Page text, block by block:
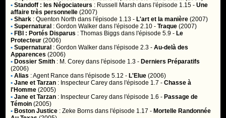
• Standoff : les Négociateurs : Russell Marsh dans l'épisode 1.15 -Une
affaire très personnelle (2007)
• Shark :Quenton North dans l'épisode 1.13 - L'art et la manière (2007)
• Supernatural :Gordon Walker dans l'épisode 2.10 -Traque (2007)
• FBI : Portés Disparus :Thomas Biggs dans l'épisode 5.9 - Le
Protecteur (2006)
• Supernatural :Gordon Walker dans l'épisode 2.3 -Au-delà des
Apparences (2006)
• Dossier Smith : M. Corey dans l'épisode 1.3 - Derniers Préparatifs
(2006)
• Alias :Agent Rance dans l'épisode 5.12 - L'Elue (2006)
• Jane et Tarzan : Inspecteur Carey dans l'épisode 1.7 -Chasse à
l'Homme (2005)
• Jane et Tarzan : Inspecteur Carey dans l'épisode 1.6 - Passage de
Témoin (2005)
• Boston Justice :Zeke Borns dans l'épisode 1.17 - Mortelle Randonnée